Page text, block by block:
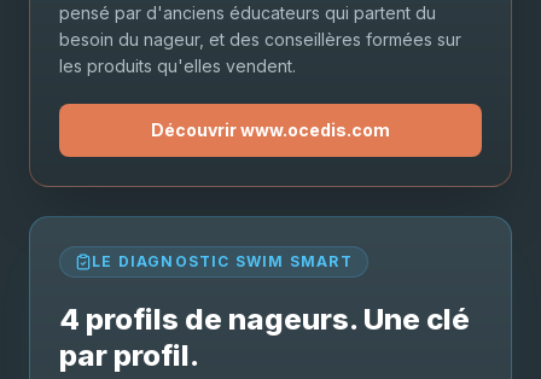
pensé par d'anciens éducateurs qui partent du
besoin du nageur, et des conseillères formées sur
les produits qu'elles vendent.
Découvrir www.ocedis.com
LE DIAGNOSTIC SWIM SMART
4 profils de nageurs. Une clé
par profil.